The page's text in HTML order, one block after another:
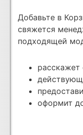
Добавьте в
свяжется
подходящей
расскажет
оформит